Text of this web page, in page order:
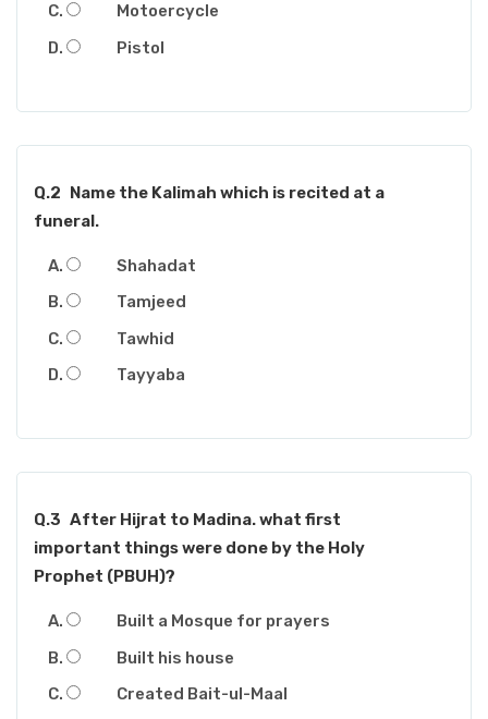
Motoercycle
Pistol
Q.2 Name the Kalimah which is recited at a
funeral.
Shahadat
Tamjeed
Tawhid
Tayyaba
Q.3 After Hijrat to Madina. what first
important things were done by the Holy
Prophet (PBUH)?
Built a Mosque for prayers
Built his house
Created Bait-ul-Maal